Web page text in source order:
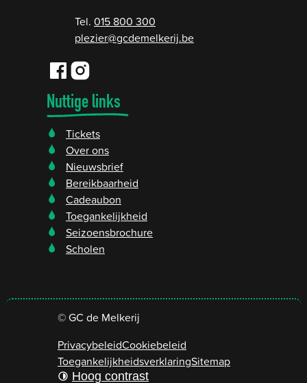
015 800 300
E-mailplezier@gcdemelkerij.be
FacebookInstagram
Nuttige links
Tickets
Over ons
Nieuwsbrief
Bereikbaarheid
Cadeaubon
Toegankelijkheid
Seizoensbrochure
Scholen
©GC de Melkerij
PrivacybeleidCookiebeleid
ToegankelijkheidsverklaringSitemap
Hoog contrast